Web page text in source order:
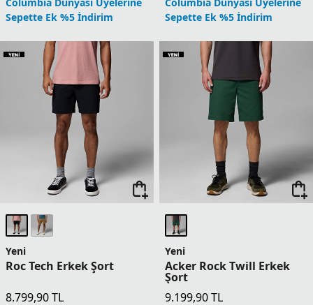
5.399,90TL
2 Üründe Sepette 4.049,93 TL
3 Üründe Sepette 3.779,93 TL
4 Üründe Sepette 3.239,94 TL
5 Ürün ve Üzerinde Sepette
2.699,95 TL
Columbia Dünyası Üyelerine
Sepette Ek %5 İndirim
8.799,90TL
2 Üründe Sepette 6.599,93 TL
3 Üründe Sepette 6.159,93 TL
4 Üründe Sepette 5.279,94 TL
5 Ürün ve Üzerinde Sepette
4.399,95 TL
Columbia Dünyası Üyelerine
Sepette Ek %5 İndirim